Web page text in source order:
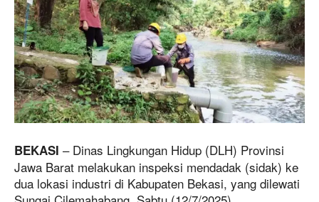
BEKASI – Dinas Lingkungan Hidup (DLH) Provinsi
Jawa Barat melakukan inspeksi mendadak (sidak) ke
dua lokasi industri di Kabupaten Bekasi, yang dilewati